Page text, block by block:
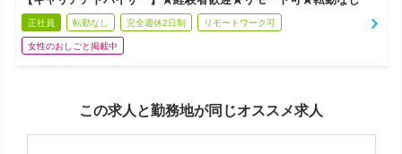
正社員 転勤なし 完全週休2日制 リモートワーク可
女性のおしごと掲載中
この求人と勤務地が同じオススメ求人